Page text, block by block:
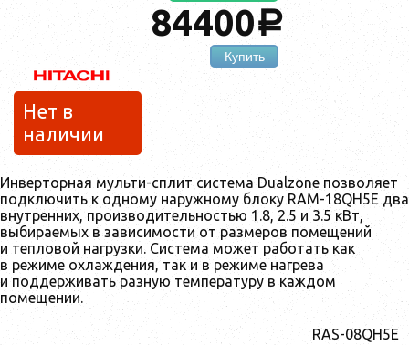
84400a
Купить
Нет в
наличии
Инверторная мульти-сплит система Dualzone позволяет
подключить к одному наружному блоку RAM-18QH5E два
внутренних, производительностью 1.8, 2.5 и 3.5 кВт,
выбираемых в зависимости от размеров помещений
и тепловой нагрузки. Система может работать как
в режиме охлаждения, так и в режиме нагрева
и поддерживать разную температуру в каждом
помещении.
RAS-08QH5E